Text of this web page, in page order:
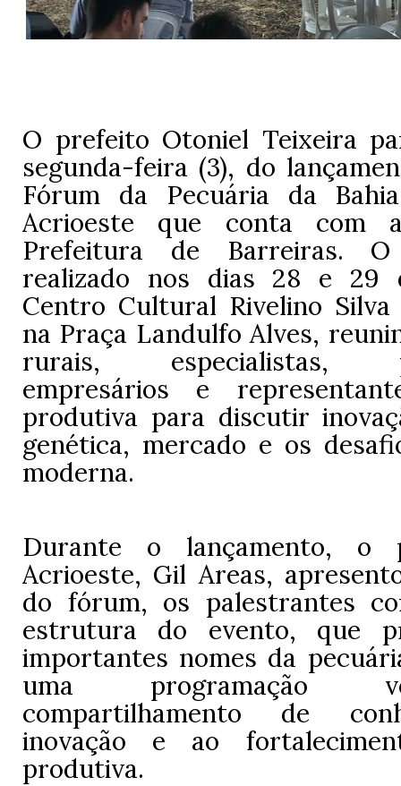
O prefeito Otoniel Teixeira
segunda-feira (3), do
Fórum da Pecuária da
Acrioeste que conta com
Prefeitura de Barreiras.
realizado nos dias 28 e 29
Centro Cultural Rivelino
na Praça Landulfo Alves,
rurais, especialistas,
empresários e
produtiva para discutir
genética, mercado e os
moderna.
Durante o lançamento, o
Acrioeste, Gil Areas,
do fórum, os palestrantes
estrutura do evento, que
importantes nomes da
uma programação
compartilhamento de
inovação e ao
produtiva.